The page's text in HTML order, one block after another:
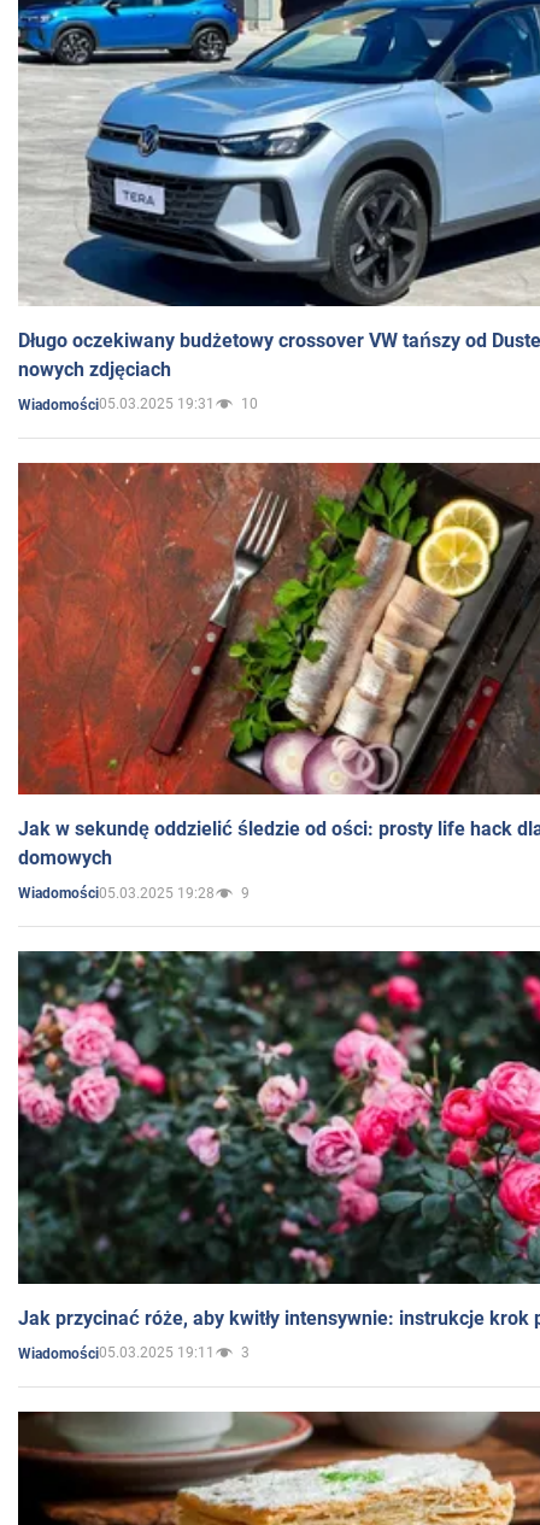
Długo oczekiwany budżetowy crossover VW tańszy od
nowych zdjęciach
Wiadomości05.03.2025 19:31 10
Jak w sekundę oddzielić śledzie od ości: prosty life hack
domowych
Wiadomości05.03.2025 19:28 9
Jak przycinać róże, aby kwitły intensywnie: instrukcje krok
Wiadomości05.03.2025 19:11 3